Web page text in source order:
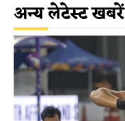
अन्य लेटेस्ट खबरें